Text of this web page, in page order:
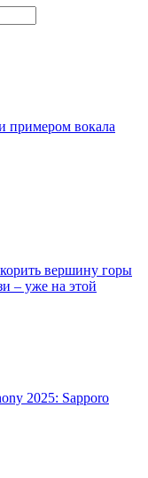
примером вокала
вершину горы
– уже на этой
2025: Sapporo